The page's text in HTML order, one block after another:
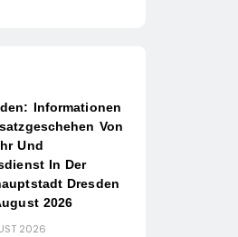
Informationen
Von
Und
In Der
Dresden
2026
2026